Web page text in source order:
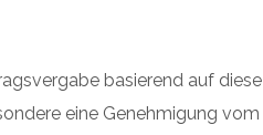
basierend auf diese
eine Genehmigung vom